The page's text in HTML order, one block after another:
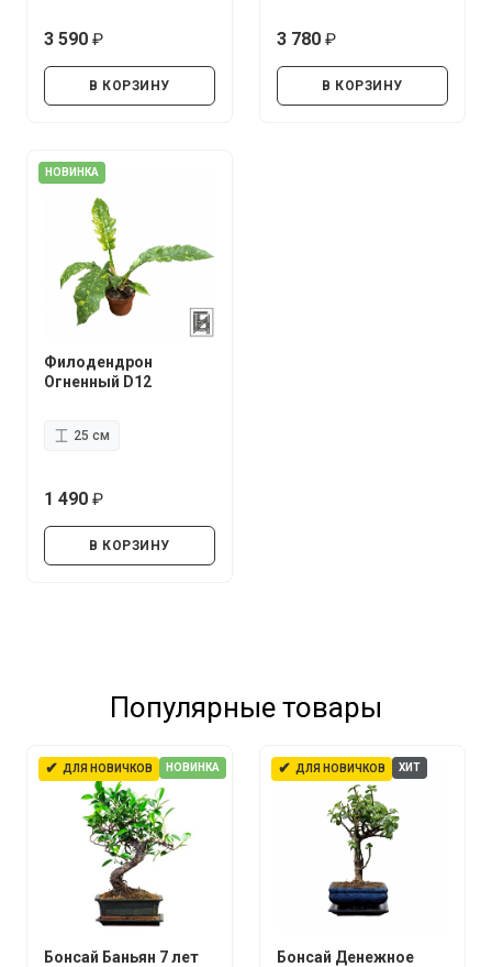
3 590
В КОРЗИНУ
3 780
В КОРЗИНУ
НОВИНКА
Филодендрон
Огненный D12
25 см
1 490
В КОРЗИНУ
Популярные товары
✔ ДЛЯ НОВИЧКОВ НОВИНКА
Бонсай Баньян 7 лет
✔ ДЛЯ НОВИЧКОВ ХИТ
Бонсай Денежное